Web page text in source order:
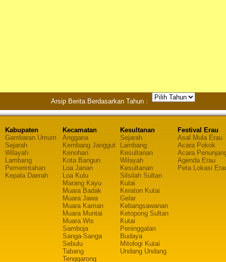
Arsip Berita Berdasarkan Tahun :
Kabupaten
Gambaran Umum
Sejarah
Wilayah
Lambang
Pemerintahan
Kepala Daerah
Kecamatan
Anggana
Kembang Janggut
Kenohan
Kota Bangun
Loa Janan
Loa Kulu
Marang Kayu
Muara Badak
Muara Jawa
Muara Kaman
Muara Muntai
Muara Wis
Samboja
Sanga-Sanga
Sebulu
Tabang
Tenggarong
Kesultanan
Sejarah
Lambang
Kesultanan
Wilayah
Kesultanan
Silsilah Sultan
Kutai
Keraton Kutai
Gelar
Kebangsawanan
Ketopong Sultan
Kutai
Peninggalan
Budaya
Mitologi Kutai
Undang Undang
Festival Erau
Asal Mula Erau
Acara Pokok
Acara
Agenda Erau
Peta Lokasi